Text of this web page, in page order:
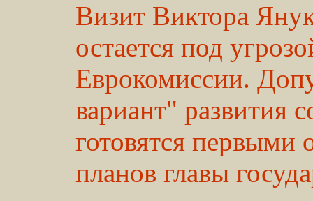
Визит Виктора
остается под
Еврокомиссии.
вариант"
готовятся первыми
планов главы